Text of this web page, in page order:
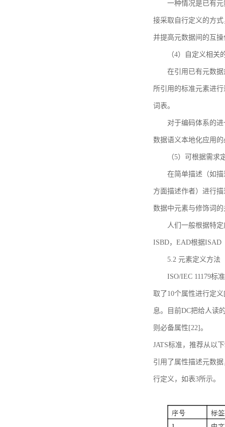
一种情况是已有
接采取自行定义的方
并提高元数据间的互
（4）自定义相关
在引用已有元数
所引用的标准元素进
词表。
对于编码体系的
数据语义本地化应用
（5）可根据需求
在简单描述（如
方面描述作者）进行
数据中元素与修饰词
人们一般根据特
ISBD，EAD根据ISAD
5.2 元素定义方法
ISO/IEC 11179标
取了10个属性进行定
息。目前DC把给人读
则必备属性[22]。
JATS标准，推荐从以
引用了属性描述元数
行定义，如表3所示。